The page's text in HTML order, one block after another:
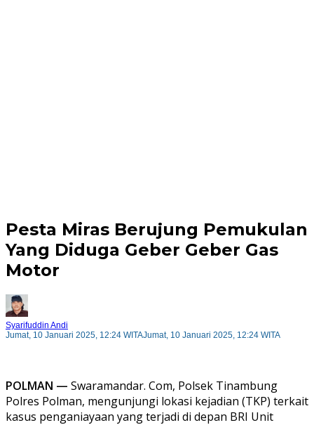
Pesta Miras Berujung Pemukulan
Yang Diduga Geber Geber Gas
Motor
Syarifuddin Andi
Jumat, 10 Januari 2025, 12:24 WITAJumat, 10 Januari 2025, 12:24 WITA
POLMAN — Swaramandar. Com, Polsek Tinambung
Polres Polman, mengunjungi lokasi kejadian (TKP) terkait
kasus penganiayaan yang terjadi di depan BRI Unit